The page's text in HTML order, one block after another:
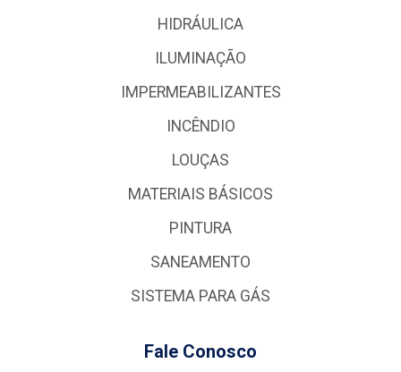
HIDRÁULICA
ILUMINAÇÃO
IMPERMEABILIZANTES
INCÊNDIO
LOUÇAS
MATERIAIS BÁSICOS
PINTURA
SANEAMENTO
SISTEMA PARA GÁS
Fale Conosco